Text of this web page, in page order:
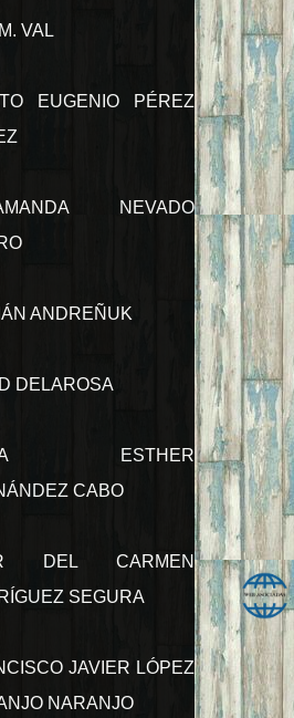
VAL
EUGENIO PÉREZ
NEVADO
ANDREÑUK
DELAROSA
ESTHER
CABO
DEL CARMEN
SEGURA
JAVIER LÓPEZ
NARANJO